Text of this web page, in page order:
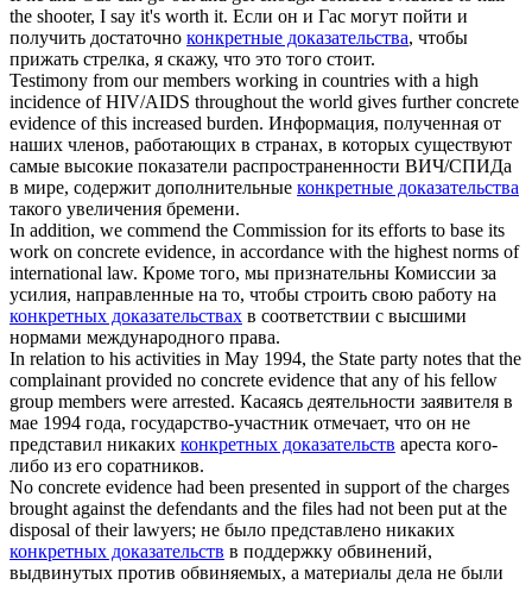
the shooter, I say it's worth it. Если он и Гас могут пойти и
получить достаточно конкретные доказательства, чтобы
прижать стрелка, я скажу, что это того стоит.
Testimony from our members working in countries with a high
incidence of HIV/AIDS throughout the world gives furtherconcrete
evidence of this increased burden. Информация, полученная от
наших членов, работающих в странах, в которых существуют
самые высокие показатели распространенности ВИЧ/СПИДа
в мире, содержит дополнительные конкретные доказательства
такого увеличения бремени.
In addition, we commend the Commission for its efforts to base its
work on concrete evidence, in accordance with the highest norms of
international law. Кроме того, мы признательны Комиссии за
усилия, направленные на то, чтобы строить свою работу на
конкретных доказательствах в соответствии с высшими
нормами международного права.
In relation to his activities in May 1994, the State party notes that the
complainant provided no concrete evidence that any of his fellow
group members were arrested. Касаясь деятельности заявителя в
мае 1994 года, государство-участник отмечает, что он не
представил никаких конкретных доказательств ареста кого-
либо из его соратников.
No concrete evidence had been presented in support of the charges
brought against the defendants and the files had not been put at the
disposal of their lawyers; не было представлено никаких
конкретных доказательств в поддержку обвинений,
выдвинутых против обвиняемых, а материалы дела не были